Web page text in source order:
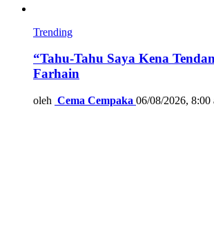
Trending
“Tahu-Tahu Saya Kena
Farhain
oleh Cema Cempaka 06/08/2026, 8:00